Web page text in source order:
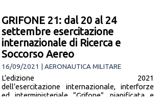
più sentito ringraziamento, a nome di tutta la
Difesa e mio personale, per aver voluto
condividere questo momento di grande…
[leggi la notizia]
GRIFONE 21: dal 20 al 24
settembre esercitazione
internazionale di Ricerca e
Soccorso Aereo
16/09/2021 | AERONAUTICA MILITARE
L’edizione 2021
dell’esercitazione internazionale, interforze
ed interministeriale “Grifone”, pianificata e